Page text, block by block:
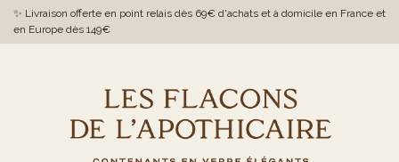
✨ Livraison offerte en point relais dès 69€ d'achats et à domicile en France et
en Europe dès 149€